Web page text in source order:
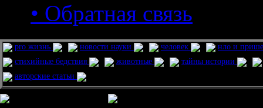
• Обратная связь
pro жизнь новости науки человек
нло и
стихийные бедствия
животные
тайны истории
авторские статьи